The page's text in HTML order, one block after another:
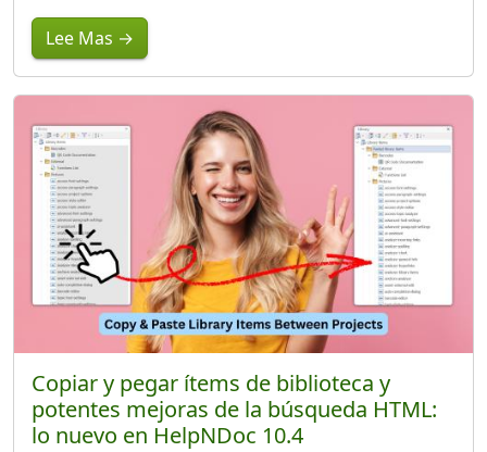
Lee Mas →
Copiar y pegar ítems de biblioteca y
potentes mejoras de la búsqueda HTML:
lo nuevo en HelpNDoc 10.4